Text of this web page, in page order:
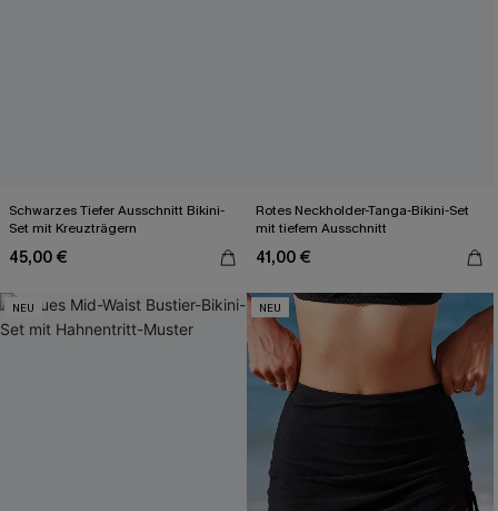
Schwarzes Tiefer Ausschnitt Bikini-
Set mit Kreuzträgern
45,00 €
Rotes Neckholder-Tanga-Bikini-Set
mit tiefem Ausschnitt
41,00 €
NEU NEU